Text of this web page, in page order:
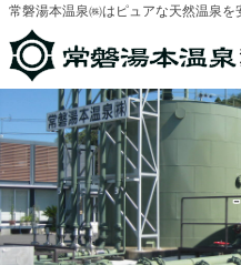
常磐湯本温泉㈱はピュアな天然温泉を
-